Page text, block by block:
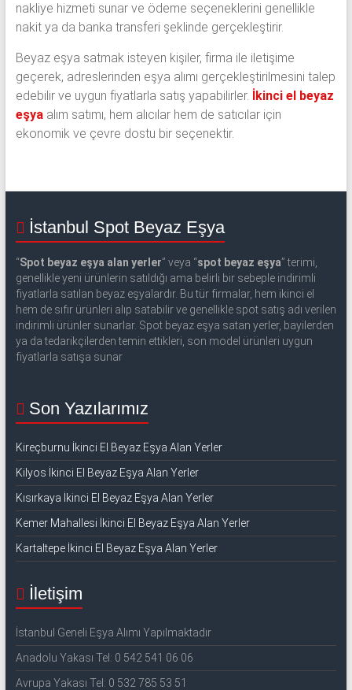
nakliye hizmeti sunar ve ödeme seçeneklerini genellikle
nakit ya da banka transferi şeklinde gerçekleştirir.
Beyaz eşya satmak isteyen kişiler, firma ile iletişime
geçerek, adreslerinden eşya alımı gerçekleştirilmesini talep
edebilir ve uygun fiyatlarla satış yapabilirler.
İkinci el beyaz
eşyaalım satımı, hem alıcılar hem de satıcılar için
ekonomik ve çevre dostu bir seçenektir.
İstanbul Spot Beyaz Eşya
“Spot beyaz eşya alan yerler” veya “spot beyaz eşya” terimi,
genellikle yeni ürünlerin satıldığı ama belirli bir sebeple indirimli
fiyatlarla satılan beyaz eşyalardır. Bu tür firmalar, hem ikinci el
hem de sıfır ürünleri alıp satabilir ve genellikle spot satış adı verilen
indirimli ürünler sunarlar. Spot beyaz eşya satan yerler, bayilerden
ya da tedarikçilerden temin ettikleri, son model ürünleri uygun
fiyatlarla satışa sunar
Son Yazılarımız
Kireçburnu İkinci El Beyaz Eşya Alan Yerler
Kilyos İkinci El Beyaz Eşya Alan Yerler
Kısırkaya İkinci El Beyaz Eşya Alan Yerler
Kemer Mahallesi İkinci El Beyaz Eşya Alan Yerler
Kartaltepe İkinci El Beyaz Eşya Alan Yerler
İletişim
İstanbul Geneli Eşya Alımı Yapılmaktadır
Anadolu Yakası Tel: 0 542 541 06 06
Avrupa Yakası Tel: 0 532 785 53 51